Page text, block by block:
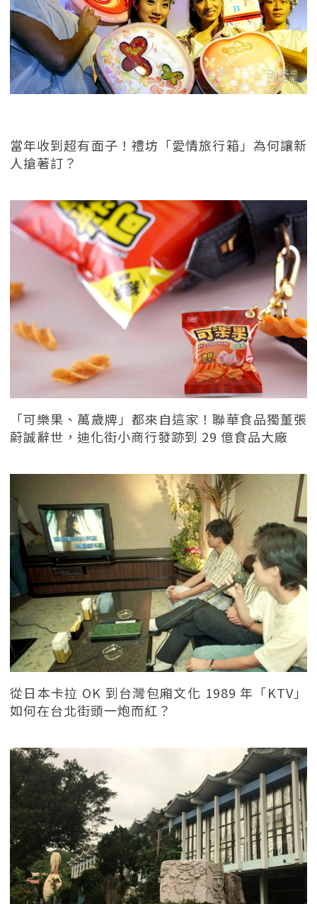
當年收到超有面子！禮坊「愛情旅行箱」為何讓新
人搶著訂？
「可樂果、萬歲牌」都來自這家！聯華食品獨董張
蔚誠辭世，迪化街小商行發跡到 29 億食品大廠
從日本卡拉 OK 到台灣包廂文化 1989 年「KTV」
如何在台北街頭一炮而紅？